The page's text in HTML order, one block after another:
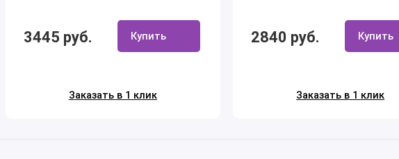
3445 руб. Купить
Заказать в 1 клик
2840 руб. Купить
Заказать в 1 клик